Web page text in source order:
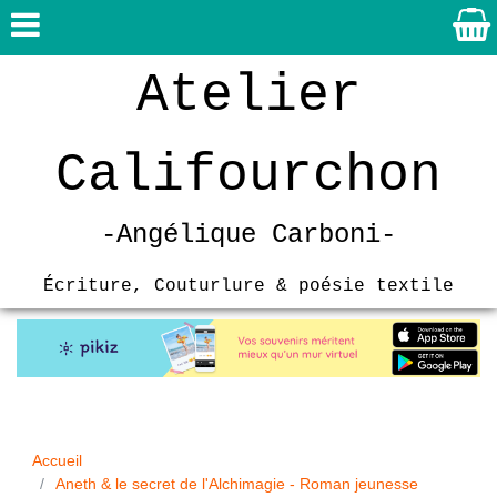
Atelier
Califourchon
-Angélique Carboni-
Écriture, Couturlure & poésie textile
Accueil
Aneth & le secret de l'Alchimagie - Roman jeunesse